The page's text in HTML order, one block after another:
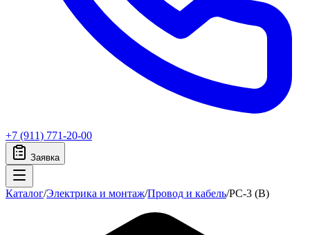
+7 (911) 771-20-00
Заявка
Каталог/Электрика и монтаж/Провод и кабель/PC-3 (B)